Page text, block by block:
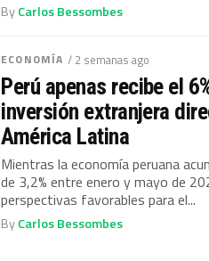
ByCarlos Bessombes
ECONOMÍA / 2 semanas ago
Perú apenas recibe el
inversión extranjera
América Latina
Mientras la economía peruana
de 3,2% entre enero y mayo de
perspectivas favorables para el...
ByCarlos Bessombes